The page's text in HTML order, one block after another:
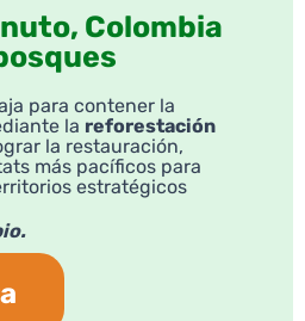
Colombia
para contener la
la reforestación
la restauración,
más pacíficos para
estratégicos